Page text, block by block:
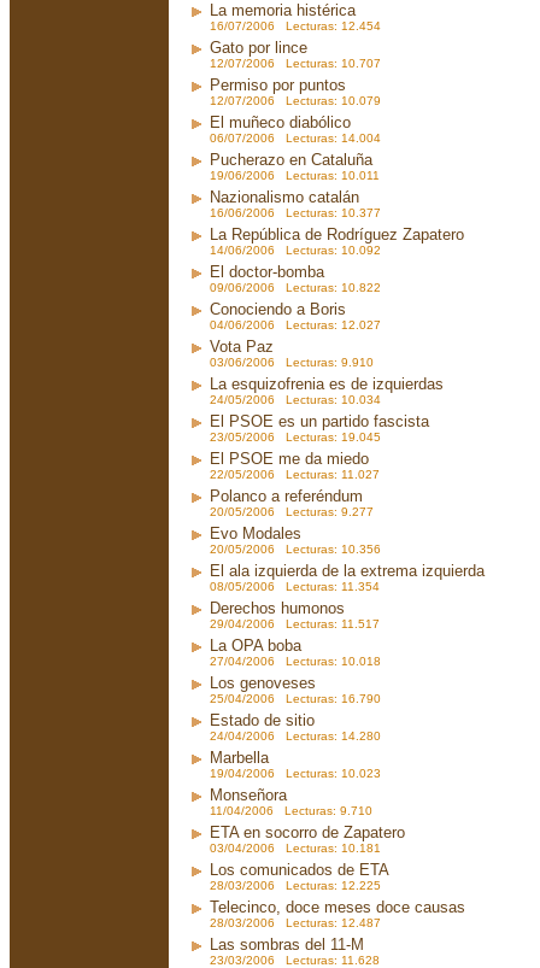
La memoria histérica
16/07/2006 Lecturas: 12.454
Gato por lince
12/07/2006 Lecturas: 10.707
Permiso por puntos
12/07/2006 Lecturas: 10.079
El muñeco diabólico
06/07/2006 Lecturas: 14.004
Pucherazo en Cataluña
19/06/2006 Lecturas: 10.011
Nazionalismo catalán
16/06/2006 Lecturas: 10.377
La República de Rodríguez Zapatero
14/06/2006 Lecturas: 10.092
El doctor-bomba
09/06/2006 Lecturas: 10.822
Conociendo a Boris
04/06/2006 Lecturas: 12.027
Vota Paz
03/06/2006 Lecturas: 9.910
La esquizofrenia es de izquierdas
24/05/2006 Lecturas: 10.034
El PSOE es un partido fascista
23/05/2006 Lecturas: 19.045
El PSOE me da miedo
22/05/2006 Lecturas: 11.027
Polanco a referéndum
20/05/2006 Lecturas: 9.277
Evo Modales
20/05/2006 Lecturas: 10.356
El ala izquierda de la extrema izquierda
08/05/2006 Lecturas: 11.354
Derechos humonos
29/04/2006 Lecturas: 11.517
La OPA boba
27/04/2006 Lecturas: 10.018
Los genoveses
25/04/2006 Lecturas: 16.790
Estado de sitio
24/04/2006 Lecturas: 14.280
Marbella
19/04/2006 Lecturas: 10.023
Monseñora
11/04/2006 Lecturas: 9.710
ETA en socorro de Zapatero
03/04/2006 Lecturas: 10.181
Los comunicados de ETA
28/03/2006 Lecturas: 12.225
Telecinco, doce meses doce causas
28/03/2006 Lecturas: 12.487
Las sombras del 11-M
23/03/2006 Lecturas: 11.628